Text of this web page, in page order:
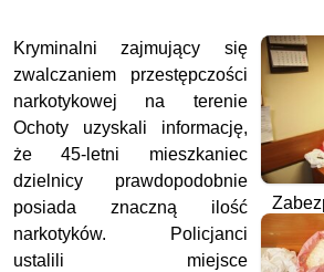
Kryminalni zajmujący się
zwalczaniem przestępczości
narkotykowej na terenie
Ochoty uzyskali informację,
że 45-letni mieszkaniec
dzielnicy prawdopodobnie
posiada znaczną ilość
narkotyków. Policjanci
ustalili miejsce